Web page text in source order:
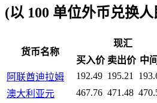
(以 100 单位外币兑换人
货币名称
现汇
买入价 卖出价 中
阿联酋迪拉姆
192.49 195.21
澳大利亚元
467.76 471.48